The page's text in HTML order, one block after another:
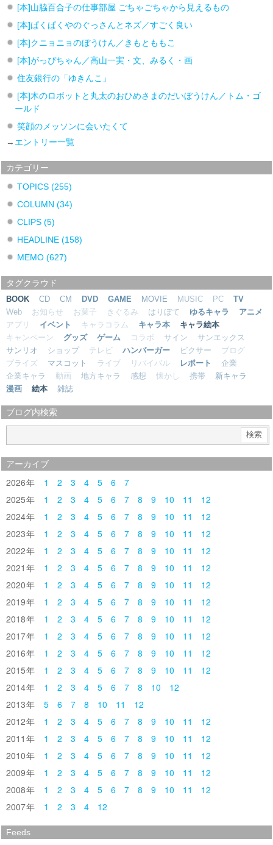
[本]山脇百合子の仕事部屋 ごちゃごちゃから見えるもの
[本]ぱくぱくやのぐっさんとネズ／すごく良い
[本]クニョニョのぼうけん／きもとももこ
[本]がっぴちゃん／高山一実・文、みるく・画
住友銀行の「ゆきんこ」
[本]木のロボットと丸太のおひめさまのだいぼうけん／トム・ゴ
ールド
笑顔のメッソンに会いたくて
→ エントリー一覧
カテゴリー
TOPICS(255)
COLUMN(34)
CLIPS(5)
HEADLINE(158)
MEMO(627)
タグクラウド
BOOK CD CM DVD GAME MOVIE MUSIC PC
TV
Web
お知らせ お菓子 きぐるみ はりぼて ゆるキャラ
アニメ
アプリ
イベント キャラコラム キャラ本
キャラ絵本
キャンペーン
グッズ ゲーム コラボ サイン
サンエックス
サンリオ
ショップ テレビ ハンバーガー ピクサー
ブログ
プライズ
マスコット ライブ リバイバル レポート
企業
企業キャラ
動画 地方キャラ 感想 懐かし 携帯
新キャラ
漫画
絵本 雑誌
ブログ内検索
アーカイブ
2026 1 2 3 4 5 6
7
2025
1 2 3 4 5 6 7 8 9 10 11
12
2024
1 2 3 4 5 6 7 8 9 10 11
12
2023
1 2 3 4 5 6 7 8 9 10 11
12
2022
1 2 3 4 5 6 7 8 9 10 11
12
2021
1 2 3 4 5 6 7 8 9 10 11
12
2020
1 2 3 4 5 6 7 8 9 10 11
12
2019
1 2 3 4 5 6 7 8 9 10 11
12
2018
1 2 3 4 5 6 7 8 9 10 11
12
2017
1 2 3 4 5 6 7 8 9 10 11
12
2016
1 2 3 4 5 6 7 8 9 10 11
12
2015
1 2 3 4 5 6 7 8 9 10 11
12
2014
1 2 3 4 5 6 7 8 10
12
2013
5 6 7 8 10 11
12
2012
1 2 3 4 5 6 7 8 9 10 11
12
2011
1 2 3 4 5 6 7 8 9 10 11
12
2010
1 2 3 4 5 6 7 8 9 10 11
12
2009
1 2 3 4 5 6 7 8 9 10 11
12
2008
1 2 3 4 5 6 7 8 9 10 11
12
2007
1 2 3 4 12
Feeds